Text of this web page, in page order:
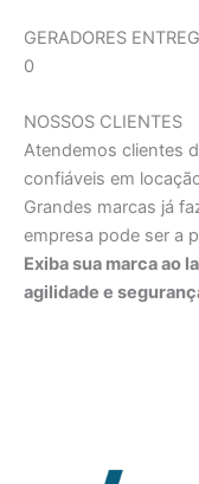
GERADORES
0
NOSSOS CLIENTES
Atendemos clientes
confiáveis em
Grandes marcas já
empresa pode ser a
Exiba sua marca ao
agilidade e